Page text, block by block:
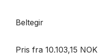
Beltegir
Pris fra 10.103,15 NOK